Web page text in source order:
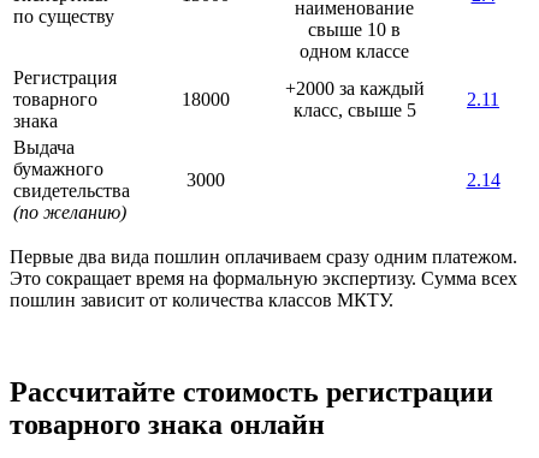
по существу
наименование
свыше 10 в
одном классе
Регистрация
товарного
знака
18000
+2000 за каждый
класс, свыше 5
2.11
Выдача
бумажного
свидетельства
(по желанию)
3000 2.14
Первые два вида пошлин оплачиваем сразу одним платежом.
Это сокращает время на формальную экспертизу. Сумма всех
пошлин зависит от количества классов МКТУ.
Рассчитайте стоимость регистрации
товарного знака онлайн